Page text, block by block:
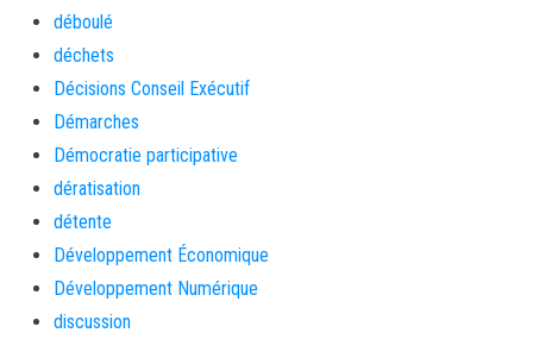
déboulé
déchets
Décisions Conseil Exécutif
Démarches
Démocratie participative
dératisation
détente
Développement Économique
Développement Numérique
discussion